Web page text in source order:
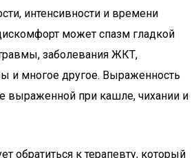
интенсивности и времени
может спазм гладкой
заболевания ЖКТ,
и многое другое. Выраженность
выраженной при кашле, чихании и
обратиться к терапевту, который